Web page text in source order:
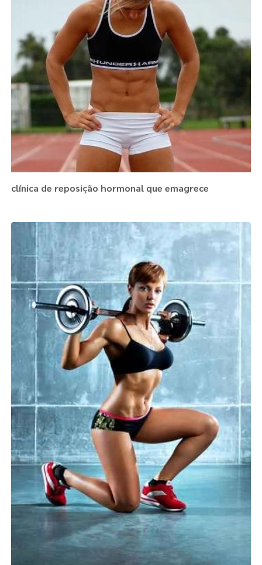
clínica de reposição hormonal que emagrece